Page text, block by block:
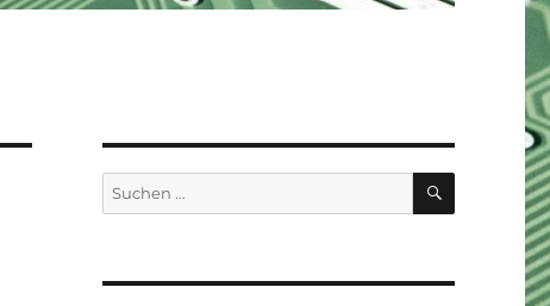
Suchen
nach:
SUCHEN